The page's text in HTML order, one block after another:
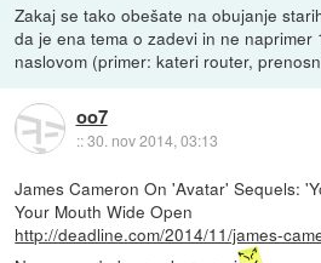
Zakaj se tako obešate na obujanje
da je ena tema o zadevi in ne naprimer
naslovom (primer: kateri router,
oo7
::30. nov 2014, 03:13
James Cameron On 'Avatar' Sequels:
Your Mouth Wide Open
http://deadline.com/2014/11/james-